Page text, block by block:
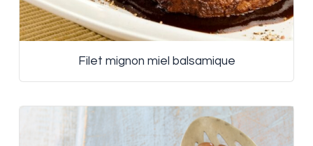
Filet mignon miel balsamique